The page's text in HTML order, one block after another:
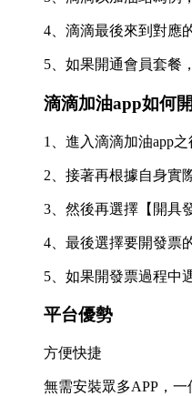
4、滴滴最後來到對應
5、如果開通會員套餐
滴滴加油app如何
1、進入滴滴加油app
2、接著再根據自身實
3、然後再選擇【開具
4、最後選擇要開發票
5、如果開發票過程中
平台優勢
方便快捷
無需安裝眾多APP，